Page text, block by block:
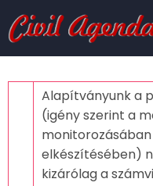
Ugrás
tartalomra
Alapítványunk a
(igény szerint a
elkészítésében)
kizárólag a